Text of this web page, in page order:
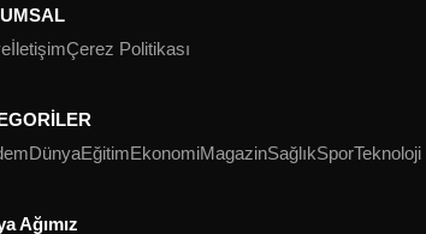
İletişimÇerez Politikası
DünyaEğitimEkonomiMagazinSağlıkSporTeknoloji
Ağımız